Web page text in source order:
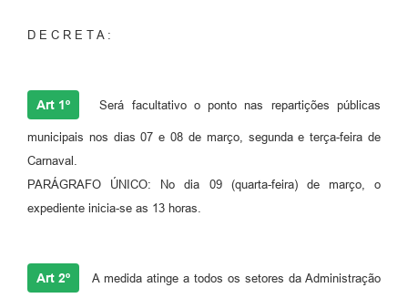
D E C R E T A :
Art 1º Será facultativo o ponto nas repartições públicas
municipais nos dias 07 e 08 de março, segunda e terça-feira de
Carnaval.
PARÁGRAFO ÚNICO: No dia 09 (quarta-feira) de março, o
expediente inicia-se as 13 horas.
Art 2º A medida atinge a todos os setores da Administração